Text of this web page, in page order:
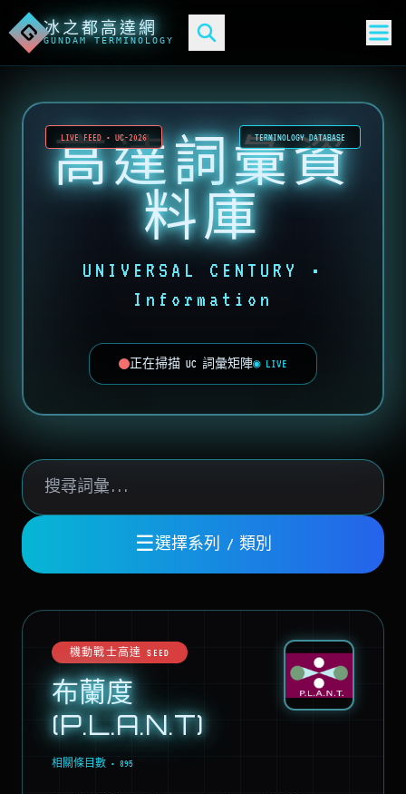
G冰之都高達網
GUNDAM TERMINOLOGY
LIVE FEED • UC-2026 TERMINOLOGY DATABASE
高達詞彙資
料庫
UNIVERSAL CENTURY •
Information
正在掃描 UC 詞彙矩陣◉ LIVE
☰選擇系列 / 類別
機動戰士高達 SEED
布蘭度
(P.L.A.N.T)
相關條目數 • 895